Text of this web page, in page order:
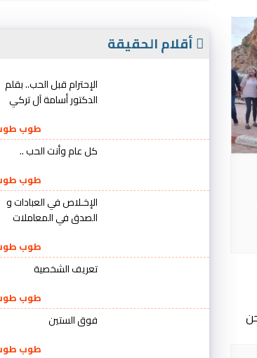
أقلام الحقيقة
الإحترام قبل الحب.. بقلم
الدكتور أسامة آل تركي
طوب طوب
كل عام وأنت الحب ..
طوب طوب
الإخـلاص في العبادات و
الصدق في المعاملات
طوب طوب
تعريف الشخصية
طوب طوب
فوق الستين
طوب طوب